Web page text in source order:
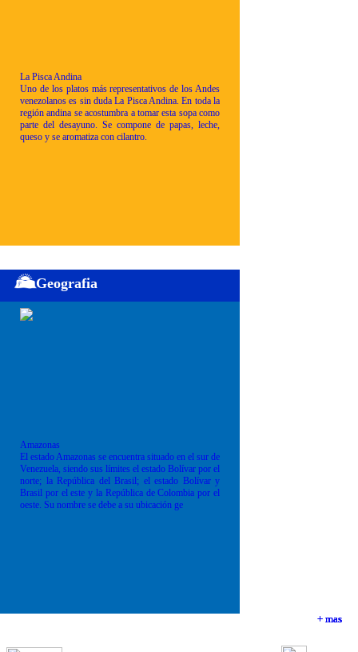
+ mas
+ mas
La Pisca Andina
Uno de los platos más representativos de los Andes
venezolanos es sin duda La Pisca Andina. En toda la
región andina se acostumbra a tomar esta sopa como
parte del desayuno. Se compone de papas, leche,
queso y se aromatiza con cilantro.
+ mas
Geografia
Amazonas
El estado Amazonas se encuentra situado en el sur de
Venezuela, siendo sus límites el estado Bolívar por el
norte; la República del Brasil; el estado Bolívar y
Brasil por el este y la República de Colombia por el
oeste. Su nombre se debe a su ubicación ge
+ mas